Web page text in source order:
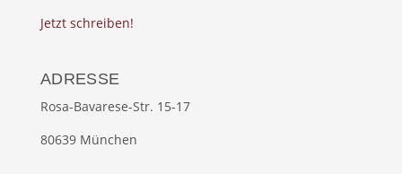
Jetzt schreiben!
ADRESSE
Rosa-Bavarese-Str. 15-17
80639 München